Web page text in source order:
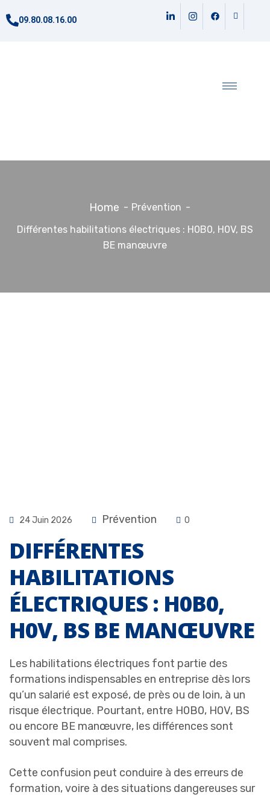
09.80.08.16.00
Home
Prévention
Différentes habilitations électriques : H0B0, H0V, BS
BE manœuvre
24 Juin 2026 Prévention 0
DIFFÉRENTES
HABILITATIONS
ÉLECTRIQUES : H0B0,
H0V, BS BE MANŒUVRE
Les habilitations électriques font partie des
formations indispensables en entreprise dès lors
qu’un salarié est exposé, de près ou de loin, à un
risque électrique. Pourtant, entre H0B0, H0V, BS
ou encore BE manœuvre, les différences sont
souvent mal comprises.
Cette confusion peut conduire à des erreurs de
formation, voire à des situations dangereuses sur